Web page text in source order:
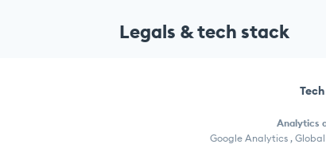
Legals & tech stack
Analytics
Google Analytics ,